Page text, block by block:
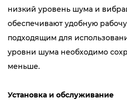
низкий уровень шума и
обеспечивают удобную
подходящим для
уровни шума необходимо
меньше.
Установка и обслуживание